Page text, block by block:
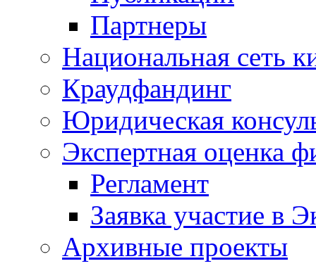
Партнеры
Национальная сеть
Краудфандинг
Юридическая
Экспертная оценка
Регламент
Заявка участие в
Архивные проекты